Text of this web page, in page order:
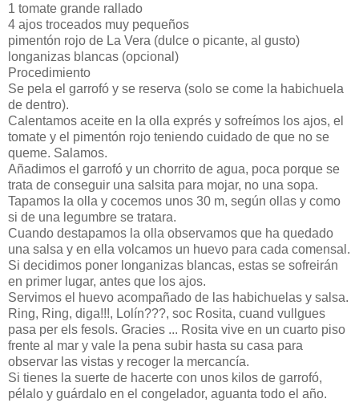
1 tomate grande rallado
4 ajos troceados muy pequeños
pimentón rojo de La Vera (dulce o picante, al gusto)
longanizas blancas (opcional)
Procedimiento
Se pela el garrofó y se reserva (solo se come la habichuela
de dentro).
Calentamos aceite en la olla exprés y sofreímos los ajos, el
tomate y el pimentón rojo teniendo cuidado de que no se
queme. Salamos.
Añadimos el garrofó y un chorrito de agua, poca porque se
trata de conseguir una salsita para mojar, no una sopa.
Tapamos la olla y cocemos unos 30 m, según ollas y como
si de una legumbre se tratara.
Cuando destapamos la olla observamos que ha quedado
una salsa y en ella volcamos un huevo para cada comensal.
Si decidimos poner longanizas blancas, estas se sofreirán
en primer lugar, antes que los ajos.
Servimos el huevo acompañado de las habichuelas y salsa.
Ring, Ring, diga!!!, Lolín???, soc Rosita, cuand vullgues
pasa per els fesols. Gracies ... Rosita vive en un cuarto piso
frente al mar y vale la pena subir hasta su casa para
observar las vistas y recoger la mercancía.
Si tienes la suerte de hacerte con unos kilos de garrofó,
pélalo y guárdalo en el congelador, aguanta todo el año.